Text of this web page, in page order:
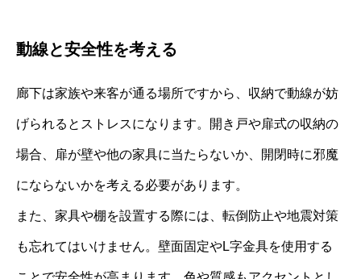
動線と安全性を考える
廊下は家族や来客が通る場所ですから、収納で動線が妨
げられるとストレスになります。開き戸や扉式の収納の
場合、扉が壁や他の家具に当たらないか、開閉時に邪魔
にならないかを考える必要があります。
また、家具や棚を設置する際には、転倒防止や地震対策
も忘れてはいけません。壁面固定やL字金具を使用する